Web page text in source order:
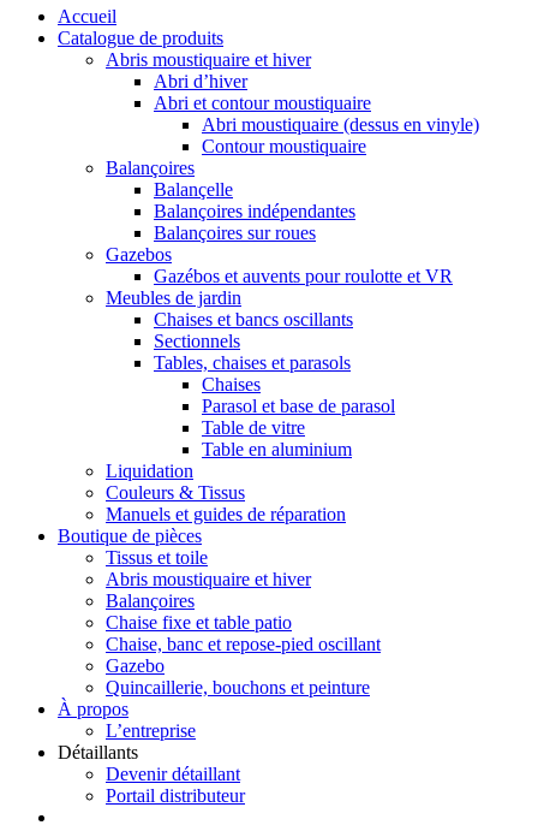
Accueil
Catalogue de produits
Abris moustiquaire et hiver
Abri d’hiver
Abri et contour moustiquaire
Abri moustiquaire (dessus en vinyle)
Contour moustiquaire
Balançoires
Balançelle
Balançoires indépendantes
Balançoires sur roues
Gazebos
Gazébos et auvents pour roulotte et VR
Meubles de jardin
Chaises et bancs oscillants
Sectionnels
Tables, chaises et parasols
Chaises
Parasol et base de parasol
Table de vitre
Table en aluminium
Liquidation
Couleurs & Tissus
Manuels et guides de réparation
Boutique de pièces
Tissus et toile
Abris moustiquaire et hiver
Balançoires
Chaise fixe et table patio
Chaise, banc et repose-pied oscillant
Gazebo
Quincaillerie, bouchons et peinture
À propos
L’entreprise
Détaillants
Devenir détaillant
Portail distributeur